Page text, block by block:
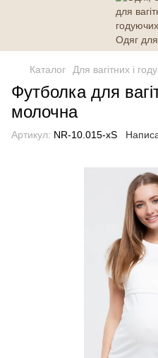
Каталог Для вагітних і
Футболка для
молочна
Артикул: NR-10.015-xS